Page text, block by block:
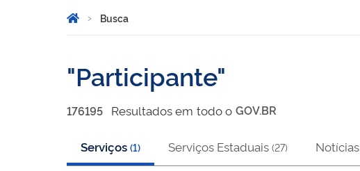
Você está aqui:
Página Inicial
Busca
Participante
176195 Resultadosem todo o GOV.BR
Serviços (1) Serviços Estaduais (27) Notícias